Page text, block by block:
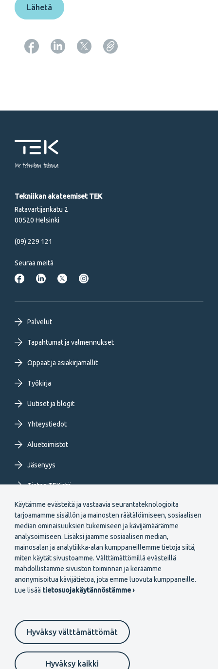
Käytämme evästeitä ja vastaavia seurantateknologioita
tarjoamamme sisällön ja mainosten räätälöimiseen, sosiaalisen
median ominaisuuksien tukemiseen ja kävijämäärämme
analysoimiseen. Lisäksi jaamme sosiaalisen median,
mainosalan ja analytiikka-alan kumppaneillemme tietoja siitä,
miten käytät sivustoamme. Välttämättömillä evästeillä
mahdollistamme sivuston toiminnan ja keräämme
anonymisoitua kävijätietoa, jota emme luovuta kumppaneille.
Lue lisää tietosuojakäytännöstämme ›
Hyväksy välttämättömät
Hyväksy kaikki
Me tekniikan takana
Tekniikan akateemiset TEK
Ratavartijankatu 2
00520 Helsinki
(09) 229 121
Seuraa meitä
Footer
primary
menu
FI
Palvelut
Tapahtumat ja valmennukset
Oppaat ja asiakirjamallit
Työkirja
Uutiset ja blogit
Yhteystiedot
Aluetoimistot
Jäsenyys
Tietoa TEKistä
Extranet
Secondary
FI
Liity jäseneksi
Footer
Evästeasetukset Tietosuojaselosteet
Ilmoituskanava
Suomeksi In English På svenska